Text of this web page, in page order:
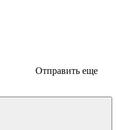
Отправить еще